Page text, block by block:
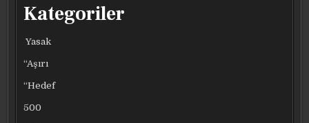
Kategoriler
Yasak
“Aşırı
“Hedef
500